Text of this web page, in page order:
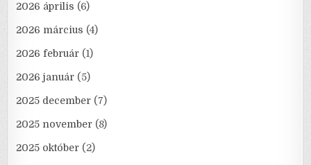
2026 április (6)
2026 március (4)
2026 február (1)
2026 január (5)
2025 december (7)
2025 november (8)
2025 október (2)